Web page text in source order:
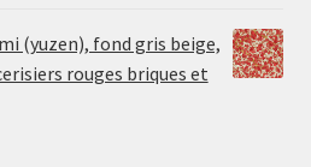
(yuzen), fond gris beige,
rouges briques et